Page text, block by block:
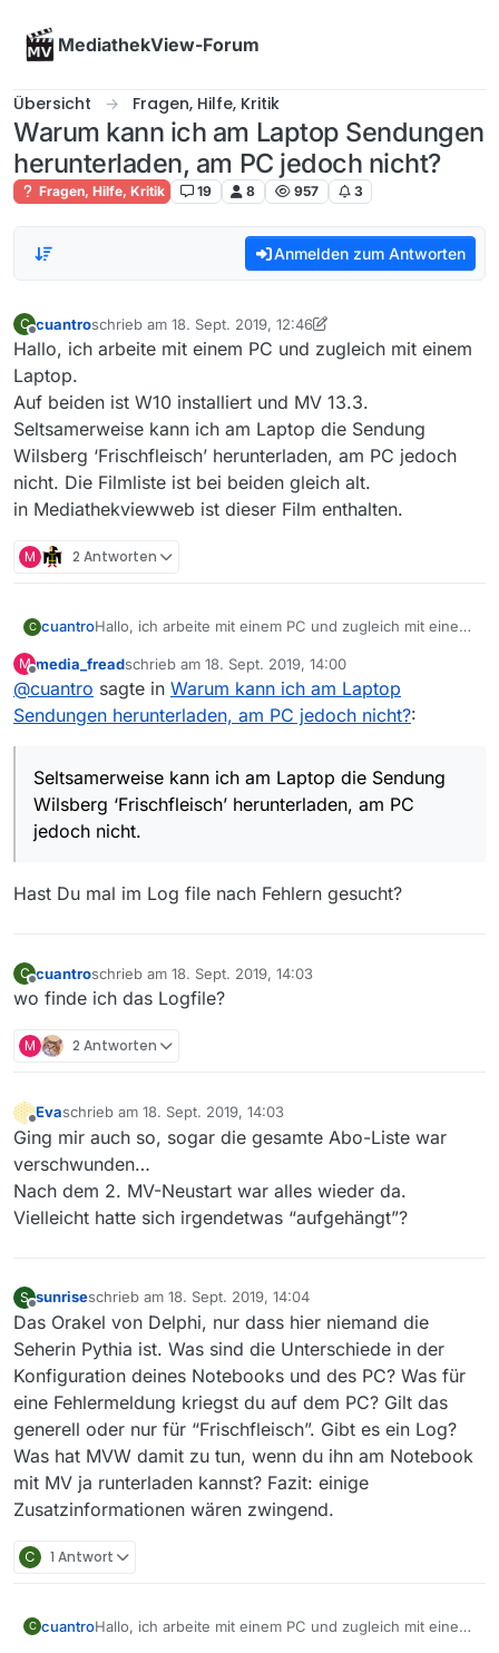
MediathekView-Forum
Übersicht Fragen, Hilfe, Kritik
Warum kann ich am Laptop Sendungen
herunterladen, am PC jedoch nicht?
Fragen, Hilfe, Kritik 19 8 957 3
Anmelden zum Antworten
C
Offline
cuantroschrieb am 18. Sept. 2019, 12:46
zuletzt editiert von cuantro
Hallo, ich arbeite mit einem PC und zugleich mit einem
Laptop.
Auf beiden ist W10 installiert und MV 13.3.
Seltsamerweise kann ich am Laptop die Sendung
Wilsberg ‘Frischfleisch’ herunterladen, am PC jedoch
nicht. Die Filmliste ist bei beiden gleich alt.
in Mediathekviewweb ist dieser Film enthalten.
M 2 Antworten
C cuantroHallo, ich arbeite mit einem PC und zugleich mit einem
Auf beiden ist W10 installiert und MV 13.3.
Seltsamerweise kann ich am Laptop die Sendung
Wilsberg ‘Frischfleisch’ herunterladen, am PC jedoch
nicht. Die Filmliste ist bei beiden gleich alt.
M
Offline
media_freadschrieb am 18. Sept. 2019, 14:00
zuletzt editiert von
@cuantro sagte in Warum kann ich am Laptop
Sendungen herunterladen, am PC jedoch nicht?:
Seltsamerweise kann ich am Laptop die Sendung
Wilsberg ‘Frischfleisch’ herunterladen, am PC
jedoch nicht.
Hast Du mal im Log file nach Fehlern gesucht?
C
Offline
cuantroschrieb am 18. Sept. 2019, 14:03
zuletzt editiert von
wo finde ich das Logfile?
M 2 Antworten
Offline
Evaschrieb am 18. Sept. 2019, 14:03
zuletzt editiert von
Ging mir auch so, sogar die gesamte Abo-Liste war
verschwunden…
Nach dem 2. MV-Neustart war alles wieder da.
Vielleicht hatte sich irgendetwas “aufgehängt”?
S
Offline
sunriseschrieb am 18. Sept. 2019, 14:04
zuletzt editiert von
Das Orakel von Delphi, nur dass hier niemand die
Seherin Pythia ist. Was sind die Unterschiede in der
Konfiguration deines Notebooks und des PC? Was für
eine Fehlermeldung kriegst du auf dem PC? Gilt das
generell oder nur für “Frischfleisch”. Gibt es ein Log?
Was hat MVW damit zu tun, wenn du ihn am Notebook
mit MV ja runterladen kannst? Fazit: einige
Zusatzinformationen wären zwingend.
C 1 Antwort
C cuantroHallo, ich arbeite mit einem PC und zugleich mit einem